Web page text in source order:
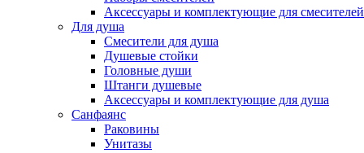
Аксессуары и комплектующие для смесителей
Для душа
Смесители для душа
Душевые стойки
Головные души
Штанги душевые
Аксессуары и комплектующие для душа
Санфаянс
Раковины
Унитазы